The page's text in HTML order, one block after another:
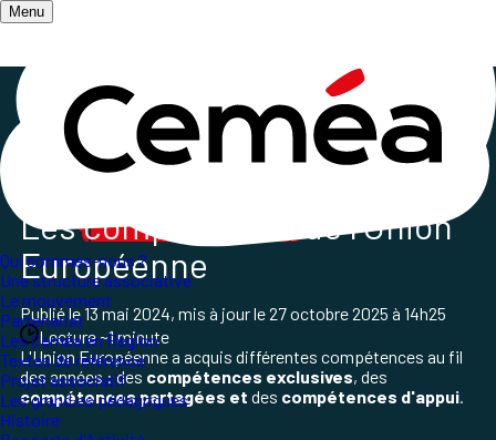
Menu
Qui sommes-nous ?
Une structure associative
Le mouvement
Partenariat
Les Ceméa en Région
Textes de référence
Projet associatif
Les grand.es pédagogues
Histoire
Accueil/
Les champs d'action
L'Action Internationale des Ceméa France
Elections européennes 2024
Lescompétences
de l'Union
Européenne
Publié le13 mai 2024, mis à jour le27 octobre 2025 à 14h25
Lecture ~1 minute
L'Union Européenne a acquis différentes compétences au fil
des années : des compétences exclusives, des
compétences partagées et des compétences d'appui